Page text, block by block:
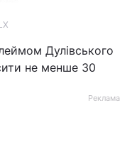
Дулівського
не менше 30
Реклама